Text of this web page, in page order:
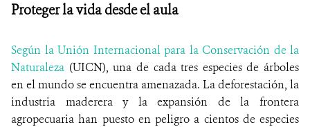
Proteger la vida desde el aula
Según la Unión Internacional para la Conservación de la
Naturaleza (UICN), una de cada tres especies de árboles
en el mundo se encuentra amenazada. La deforestación, la
industria maderera y la expansión de la frontera
agropecuaria han puesto en peligro a cientos de especies